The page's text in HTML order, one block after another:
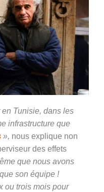
Tunisie, dans les
infrastructure que
», nous explique non
des effets
que nous avons
son équipe !
ou trois mois pour